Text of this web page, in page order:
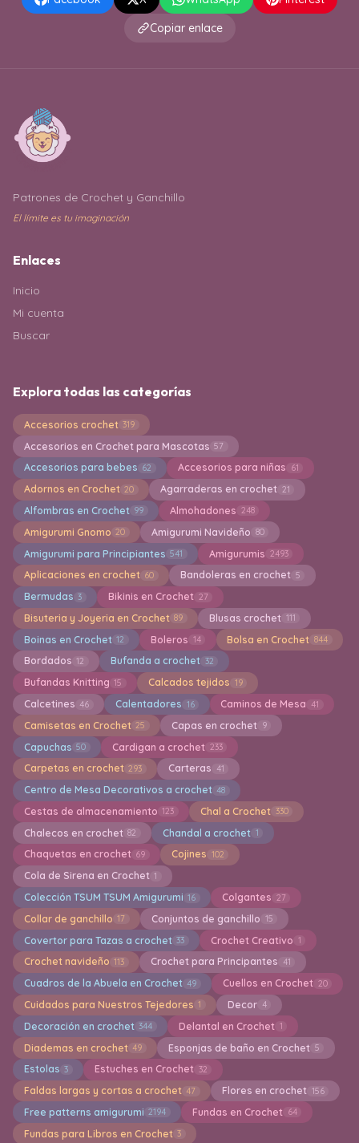
Copiar enlace
Patrones de Crochet y Ganchillo
El límite es tu imaginación
Enlaces
Inicio
Mi cuenta
Buscar
Explora todas las categorías
Accesorios crochet 319
Accesorios en Crochet para Mascotas 57
Accesorios para bebes 62 Accesorios para niñas 61
Adornos en Crochet 20 Agarraderas en crochet 21
Alfombras en Crochet 99 Almohadones 248
Amigurumi Gnomo 20 Amigurumi Navideño 80
Amigurumi para Principiantes 541 Amigurumis 2493
Aplicaciones en crochet 60 Bandoleras en crochet 5
Bermudas 3 Bikinis en Crochet 27
Bisuteria y Joyeria en Crochet 89 Blusas crochet 111
Boinas en Crochet 12 Boleros 14 Bolsa en Crochet 844
Bordados 12 Bufanda a crochet 32
Bufandas Knitting 15 Calcados tejidos 19
Calcetines 46 Calentadores 16 Caminos de Mesa 41
Camisetas en Crochet 25 Capas en crochet 9
Capuchas 50 Cardigan a crochet 233
Carpetas en crochet 293 Carteras 41
Centro de Mesa Decorativos a crochet 48
Cestas de almacenamiento 123 Chal a Crochet 330
Chalecos en crochet 82 Chandal a crochet 1
Chaquetas en crochet 69 Cojines 102
Cola de Sirena en Crochet 1
Colección TSUM TSUM Amigurumi 16 Colgantes 27
Collar de ganchillo 17 Conjuntos de ganchillo 15
Covertor para Tazas a crochet 33 Crochet Creativo 1
Crochet navideño 113 Crochet para Principantes 41
Cuadros de la Abuela en Crochet 49 Cuellos en Crochet 20
Cuidados para Nuestros Tejedores 1 Decor 4
Decoración en crochet 344 Delantal en Crochet 1
Diademas en crochet 49 Esponjas de baño en Crochet 5
Estolas 3 Estuches en Crochet 32
Faldas largas y cortas a crochet 47 Flores en crochet 156
Free patterns amigurumi 2194 Fundas en Crochet 64
Fundas para Libros en Crochet 3